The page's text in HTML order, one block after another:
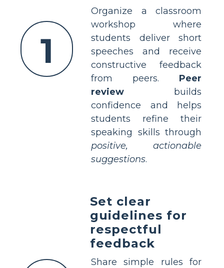
1
Organize a classroom
workshop where
students deliver short
speeches and receive
constructive feedback
from peers. Peer
review builds
confidence and helps
students refine their
speaking skills through
positive, actionable
suggestions.
Set clear
guidelines for
respectful
feedback
Share simple rules for